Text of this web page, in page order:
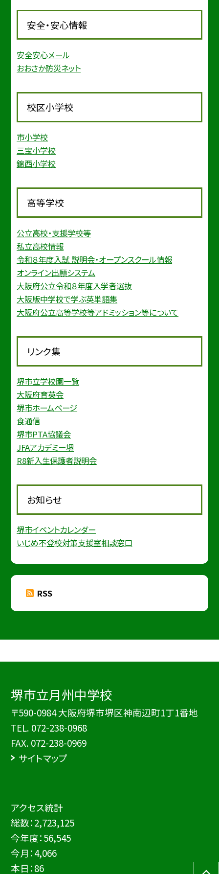
安全・安心情報
安全安心メール
おおさか防災ネット
校区小学校
市小学校
三宝小学校
錦西小学校
高等学校
公立高校・支援学校等
私立高校情報
令和８年度入試 説明会・オープンスクール情報
オンライン出願システム
大阪府公立令和８年度入学者選抜
大阪版中学校で学ぶ英単語集
大阪府公立高等学校等アドミッション等について
リンク集
堺市立学校園一覧
大阪府育英会
堺市ホームページ
食通信
堺市PTA協議会
JFAアカデミー堺
R8新入生保護者説明会
お知らせ
堺市イベントカレンダー
いじめ不登校対策支援室相談窓口
RSS
堺市立月州中学校
〒590-0984 大阪府堺市堺区神南辺町1丁1番地
TEL. 072-238-0968
FAX. 072-238-0969
サイトマップ
アクセス統計
総数：2,723,125
今年度：56,545
今月：4,066
本日：86